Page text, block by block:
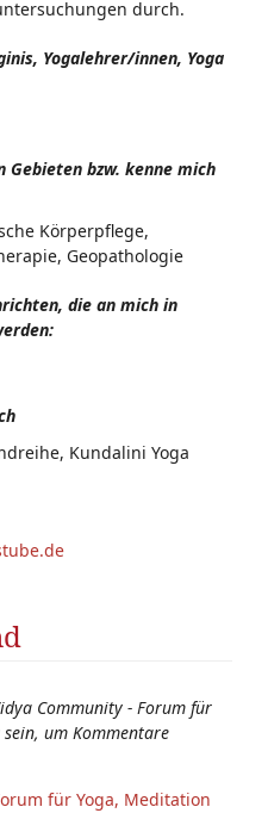
durch.
Yogalehrer/innen, Yoga
Gebieten bzw. kenne mich
Körperpflege,
Geopathologie
die an mich in
Kundalini Yoga
Community - Forum für
um Kommentare
für Yoga, Meditation